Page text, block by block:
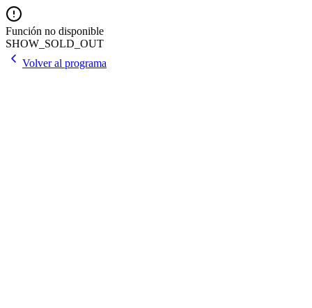
Función no disponible
SHOW_SOLD_OUT
Volver al programa